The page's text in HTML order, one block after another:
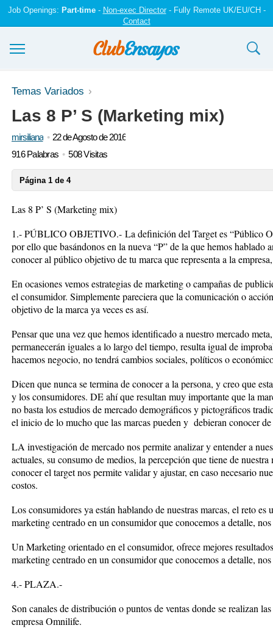
Job Openings: Part-time- Non-exec Director- Fully Remote UK/EU/CH -
Contact
Ensayos y trabajos
Registrarse
Iniciar sesión
Temas Variados
Las 8 P’ S (Marketing mix)
mirsiliana
22 de Agosto de 2016
916 Palabras
508 Visitas
Página 1 de 4
Las 8 P’ S (Marketing mix)
1.- PÚBLICO OBJETIVO.- La definición del Target es “Público
por ello que basándonos en la nueva “P” de la que hemos hablado
conocer al público objetivo de tu marca que representa a la
En ocasiones vemos estrategias de marketing o campañas de
el consumidor. Simplemente pareciera que la comunicación o
objetivo de la marca ya veces es así.
Pensar que una vez que hemos identificado a nuestro mercado
permanecerán iguales a lo largo del tiempo, resulta igual de
hacemos negocio, no tendrá cambios sociales, políticos o
Dicen que nunca se termina de conocer a la persona, y creo que
y los consumidores. DE ahí que resultan muy importante que la
no basta los estudios de mercado demográficos y pictográficos
el inicio de lo mucho que las marcas pueden y debieran conocer
LA investigación de mercado nos permite analizar y entender a
actuales, su consumo de medios, la percepción que tiene de
conocer el target nos permite validar y ajustar, en caso necesario
costos.
Los consumidores ya están hablando de nuestras marcas, el reto
marketing centrado en un consumidor que conocemos a detalle,
Un Marketing orientado en el consumidor, ofrece mejores
marketing centrado en un consumidor que conocemos a detalle,
4.- PLAZA.-
Son canales de distribución o puntos de ventas donde se realizan
empresa Omnilife.